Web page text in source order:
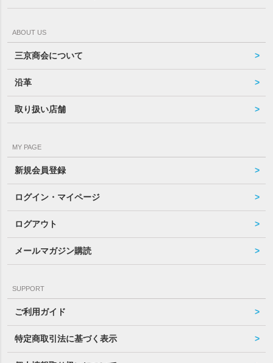
ABOUT US
三京商会について
沿革
取り扱い店舗
MY PAGE
新規会員登録
ログイン・マイページ
ログアウト
メールマガジン購読
SUPPORT
ご利用ガイド
特定商取引法に基づく表示